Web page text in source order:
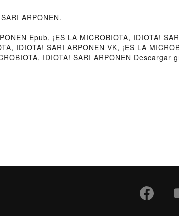
ARPONEN.
Epub, ¡ES LA MICROBIOTA, IDIOTA!
IDIOTA! SARI ARPONEN VK, ¡ES LA
IDIOTA! SARI ARPONEN Descargar